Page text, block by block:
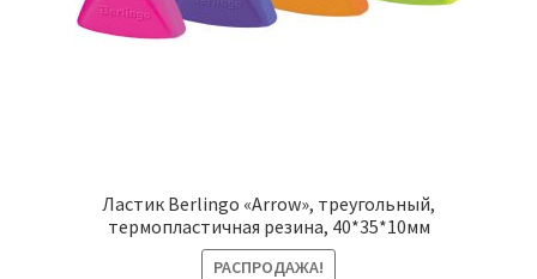
Ластик Berlingo «Arrow», треугольный,
термопластичная резина, 40*35*10мм
РАСПРОДАЖА!